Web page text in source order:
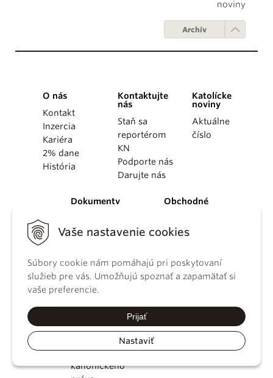
Vaše nastavenie cookies
Súbory cookie nám pomáhajú pri poskytovaní
služieb pre vás. Umožňujú spoznať a zapamätať si
vaše preferencie.
Prijať
Nastaviť
noviny
Archív
O nás
Kontakt
Inzercia
Kariéra
2% dane
História
Kontaktujte
nás
Staň sa
reportérom
KN
Podporte nás
Darujte nás
Katolícke
noviny
Aktuálne
číslo
Dokumenty
pápežov
vatikánskych
úradov
Druhý
Dokumenty
Kódex
kánonického
Obchodné
Digitálne
podmienky
GDPR
cookies